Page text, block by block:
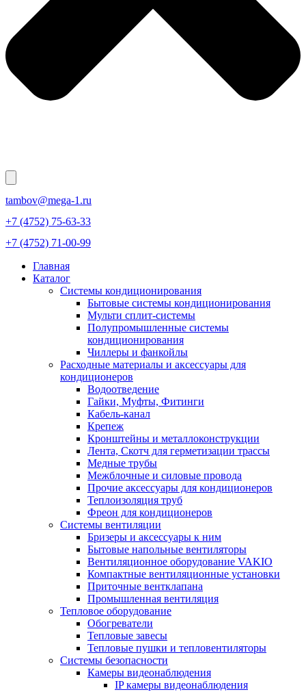
tambov@mega-1.ru
+7 (4752) 75-63-33
+7 (4752) 71-00-99
Главная
Каталог
Системы кондиционирования
Бытовые системы кондиционирования
Мульти сплит-системы
Полупромышленные системы
кондиционирования
Чиллеры и фанкойлы
Расходные материалы и аксессуары для
кондиционеров
Водоотведение
Гайки, Муфты, Фитинги
Кабель-канал
Крепеж
Кронштейны и металлоконструкции
Лента, Скотч для герметизации трассы
Медные трубы
Межблочные и силовые провода
Прочие аксессуары для кондиционеров
Теплоизоляция труб
Фреон для кондиционеров
Системы вентиляции
Бризеры и аксессуары к ним
Бытовые напольные вентиляторы
Вентиляционное оборудование VAKIO
Компактные вентиляционные установки
Приточные вентклапана
Промышленная вентиляция
Тепловое оборудование
Обогреватели
Тепловые завесы
Тепловые пушки и тепловентиляторы
Системы безопасности
Камеры видеонаблюдения
IP камеры видеонаблюдения